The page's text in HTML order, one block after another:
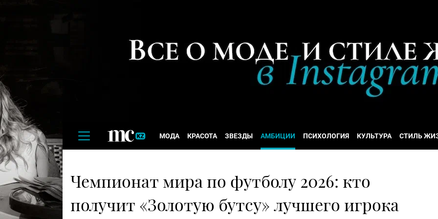
МОДА КРАСОТА ЗВЕЗДЫ АМБИЦИИ ПСИХОЛОГИЯ КУЛЬТУРА СТИЛЬ
Чемпионат мира по футболу 2026: кто
получит «Золотую бутсу» лучшего игрока